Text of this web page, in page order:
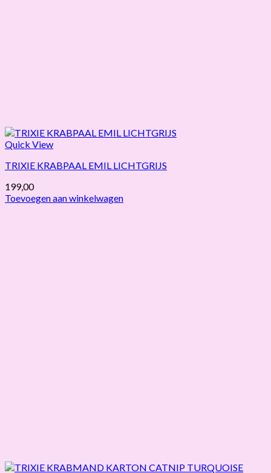
Quick View
TRIXIE KRABPAAL EMIL LICHTGRIJS
199,00
Toevoegen aan winkelwagen